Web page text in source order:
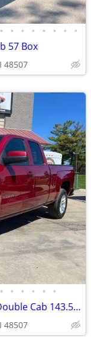
• • • • • • • •
57 Box
48507
• • • • • •
2018 Chevrolet Silverado 1500 4WD Double Cab 143.5 LT w/1LT
48507